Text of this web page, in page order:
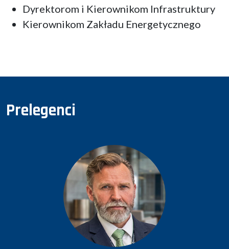
Dyrektorom i Kierownikom Infrastruktury
Kierownikom Zakładu Energetycznego
Prelegenci